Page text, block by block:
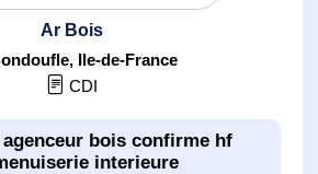
Ar Bois
, Ile-de-France
CDI
bois confirme hf
interieure